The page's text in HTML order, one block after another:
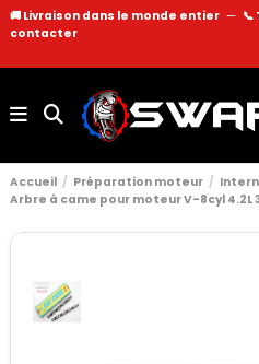
🚚 Livraison dans le monde entier — 📞
contacter
Accueil Préparation moteur
Arbre à came pour moteur V-8cyl 4.2L